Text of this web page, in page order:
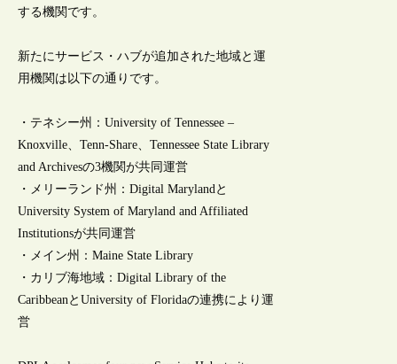
する機関です。
新たにサービス・ハブが追加された地域と運
用機関は以下の通りです。
・テネシー州：University of Tennessee –
Knoxville、Tenn-Share、Tennessee State Library
and Archivesの3機関が共同運営
・メリーランド州：Digital Marylandと
University System of Maryland and Affiliated
Institutionsが共同運営
・メイン州：Maine State Library
・カリブ海地域：Digital Library of the
CaribbeanとUniversity of Floridaの連携により運
営